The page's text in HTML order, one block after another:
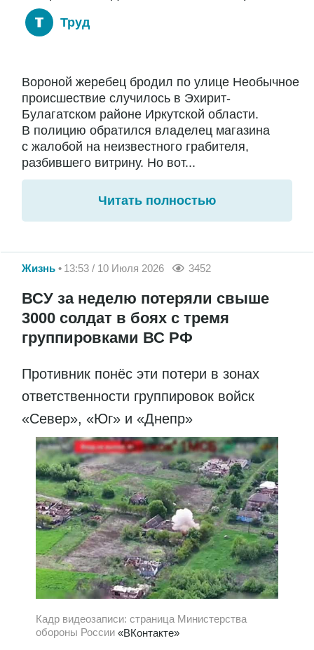
Труд
Вороной жеребец бродил по улице Необычное
происшествие случилось в Эхирит-
Булагатском районе Иркутской области.
В полицию обратился владелец магазина
с жалобой на неизвестного грабителя,
разбившего витрину. Но вот...
Читать полностью
Жизнь 13:53 / 10 Июля 2026 3452
ВСУ за неделю потеряли свыше
3000 солдат в боях с тремя
группировками ВС РФ
Противник понёс эти потери в зонах
ответственности группировок войск
«Север», «Юг» и «Днепр»
Кадр видеозаписи: страница Министерства
обороны России «ВКонтакте»